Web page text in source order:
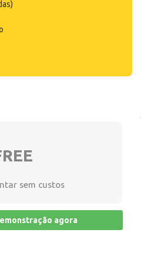
sem custos
agora